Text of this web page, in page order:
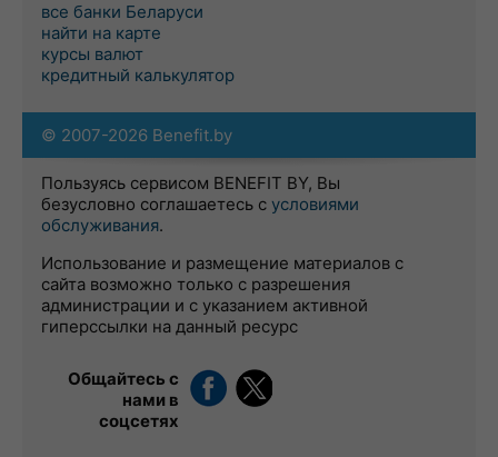
все банки Беларуси
найти на карте
курсы валют
кредитный калькулятор
© 2007-2026 Benefit.by
Пользуясь сервисом BENEFIT BY, Вы
безусловно соглашаетесь с условиями
обслуживания.
Использование и размещение материалов с
сайта возможно только с разрешения
администрации и с указанием активной
гиперссылки на данный ресурс
Общайтесь с
нами в
соцсетях